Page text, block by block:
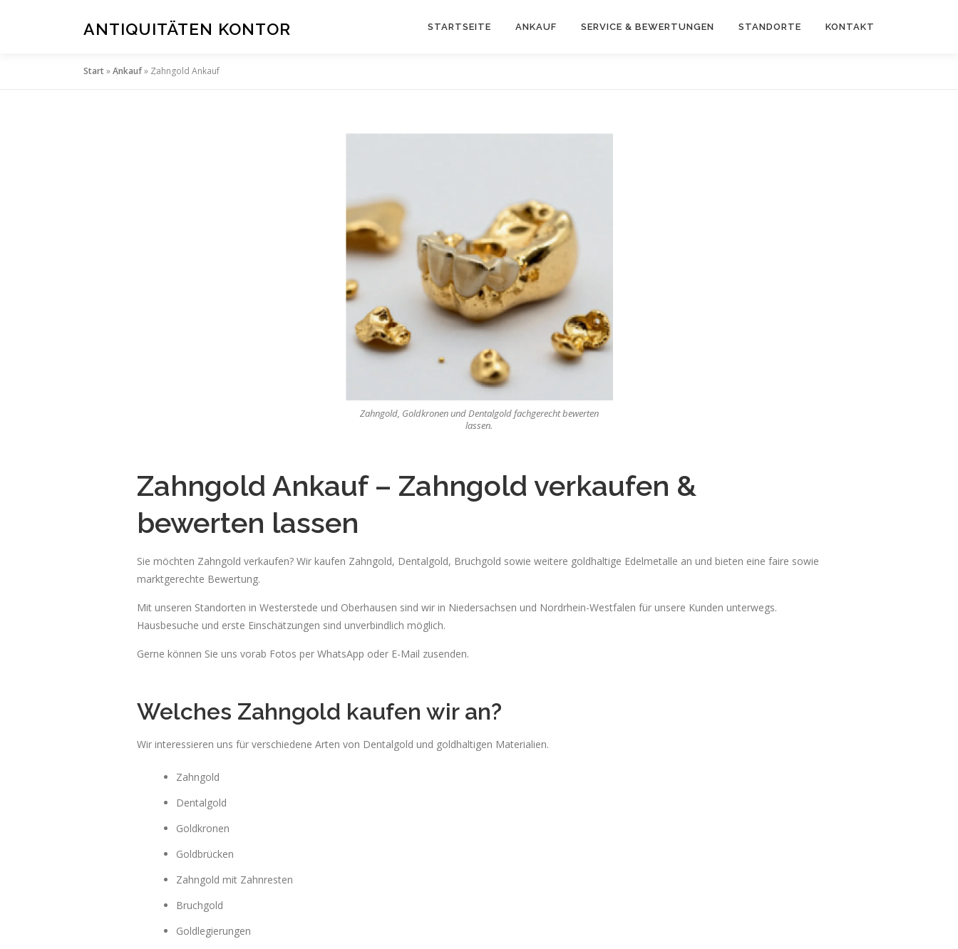
ANTIQUITÄTEN KONTOR STARTSEITE ANKAUF SERVICE & BEWERTUNGEN STANDORTE KONTAKT
Start»Ankauf» Zahngold Ankauf
Zahngold, Goldkronen und Dentalgold fachgerecht bewerten
lassen.
Zahngold Ankauf – Zahngold verkaufen &
bewerten lassen
Sie möchten Zahngold verkaufen? Wir kaufen Zahngold, Dentalgold, Bruchgold sowie weitere goldhaltige Edelmetalle an und bieten eine faire sowie
marktgerechte Bewertung.
Mit unseren Standorten in Westerstede und Oberhausen sind wir in Niedersachsen und Nordrhein-Westfalen für unsere Kunden unterwegs.
Hausbesuche und erste Einschätzungen sind unverbindlich möglich.
Gerne können Sie uns vorab Fotos per WhatsApp oder E-Mail zusenden.
Welches Zahngold kaufen wir an?
Wir interessieren uns für verschiedene Arten von Dentalgold und goldhaltigen Materialien.
Zahngold
Dentalgold
Goldkronen
Goldbrücken
Zahngold mit Zahnresten
Bruchgold
Goldlegierungen